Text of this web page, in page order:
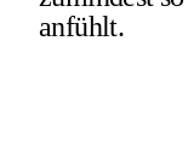
anfühlt.